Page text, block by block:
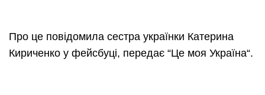
Про це повідомила сестра українки Катерина
Кириченко у фейсбуці, передає “Це моя Україна“.